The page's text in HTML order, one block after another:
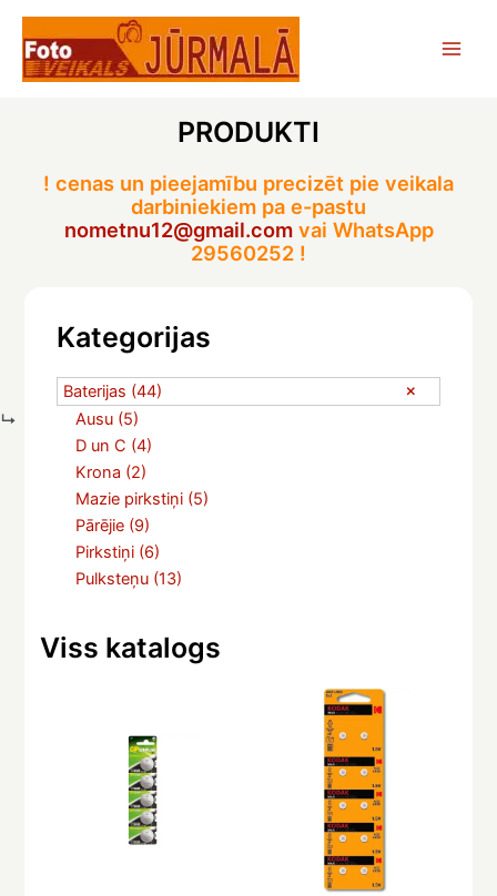
Skip
content
PRODUKTI
! cenas un pieejamību precizēt pie veikala
darbiniekiem pa e-pastu
nometnu12@gmail.comvai WhatsApp
29560252 !
Kategorijas
Baterijas (44)
Ausu (5)
D un C (4)
Krona (2)
Mazie pirkstiņi (5)
Pārējie (9)
Pirkstiņi (6)
Pulksteņu (13)
Viss katalogs